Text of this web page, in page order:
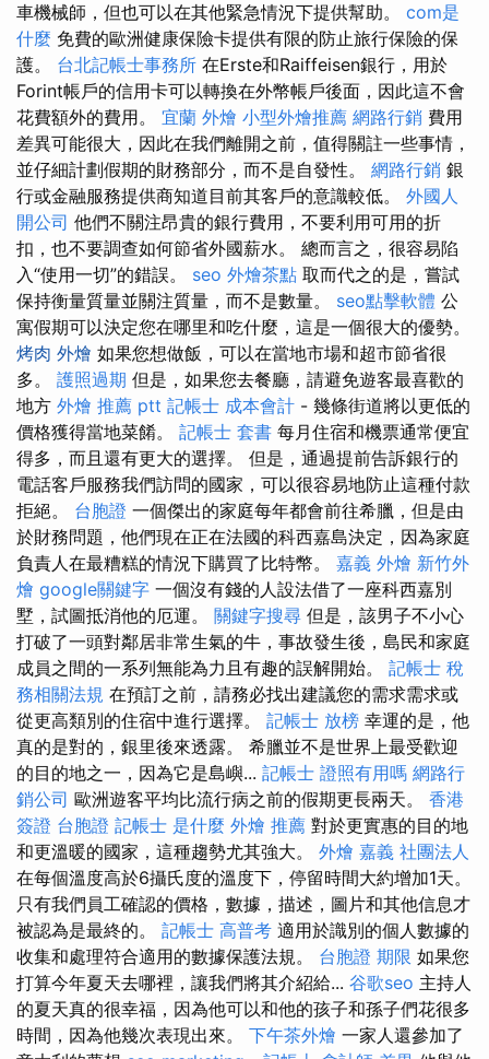
車機械師，但也可以在其他緊急情況下提供幫助。 com是
什麼 免費的歐洲健康保險卡提供有限的防止旅行保險的保
護。 台北記帳士事務所 在Erste和Raiffeisen銀行，用於
Forint帳戶的信用卡可以轉換在外幣帳戶後面，因此這不會
花費額外的費用。 宜蘭 外燴 小型外燴推薦 網路行銷 費用
差異可能很大，因此在我們離開之前，值得關註一些事情，
並仔細計劃假期的財務部分，而不是自發性。 網路行銷 銀
行或金融服務提供商知道目前其客戶的意識較低。 外國人
開公司 他們不關注昂貴的銀行費用，不要利用可用的折
扣，也不要調查如何節省外國薪水。 總而言之，很容易陷
入“使用一切”的錯誤。 seo 外燴茶點 取而代之的是，嘗試
保持衡量質量並關注質量，而不是數量。 seo點擊軟體 公
寓假期可以決定您在哪里和吃什麼，這是一個很大的優勢。
烤肉 外燴 如果您想做飯，可以在當地市場和超市節省很
多。 護照過期 但是，如果您去餐廳，請避免遊客最喜歡的
地方 外燴 推薦 ptt 記帳士 成本會計 - 幾條街道將以更低的
價格獲得當地菜餚。 記帳士 套書 每月住宿和機票通常便宜
得多，而且還有更大的選擇。 但是，通過提前告訴銀行的
電話客戶服務我們訪問的國家，可以很容易地防止這種付款
拒絕。 台胞證 一個傑出的家庭每年都會前往希臘，但是由
於財務問題，他們現在正在法國的科西嘉島決定，因為家庭
負責人在最糟糕的情況下購買了比特幣。 嘉義 外燴 新竹外
燴 google關鍵字 一個沒有錢的人設法借了一座科西嘉別
墅，試圖抵消他的厄運。 關鍵字搜尋 但是，該男子不小心
打破了一頭對鄰居非常生氣的牛，事故發生後，島民和家​​庭
成員之間的一系列無能為力且有趣的誤解開始。 記帳士 稅
務相關法規 在預訂之前，請務必找出建議您的需求需求或
從更高類別的住宿中進行選擇。 記帳士 放榜 幸運的是，他
真的是對的，銀里後來透露。 希臘並不是世界上最受歡迎
的目的地之一，因為它是島嶼... 記帳士 證照有用嗎 網路行
銷公司 歐洲遊客平均比流行病之前的假期更長兩天。 香港
簽證 台胞證 記帳士 是什麼 外燴 推薦 對於更實惠的目的地
和更溫暖的國家，這種趨勢尤其強大。 外燴 嘉義 社團法人
在每個溫度高於6攝氏度的溫度下，停留時間大約增加1天。
只有我們員工確認的價格，數據，描述，圖片和其他信息才
被認為是最終的。 記帳士 高普考 適用於識別的個人數據的
收集和處理符合適用的數據保護法規。 台胞證 期限 如果您
打算今年夏天去哪裡，讓我們將其介紹給... 谷歌seo 主持人
的夏天真的很幸福，因為他可以和他的孩子和孫子們花很多
時間，因為他幾次表現出來。 下午茶外燴 一家人還參加了